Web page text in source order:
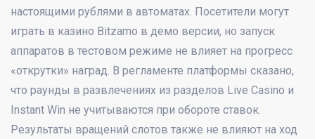
настоящими рублями в автоматах. Посетители могут
играть в казино Bitzamo в демо версии, но запуск
аппаратов в тестовом режиме не влияет на прогресс
«открутки» наград. В регламенте платформы сказано,
что раунды в развлечениях из разделов Live Casino и
Instant Win не учитываются при обороте ставок.
Результаты вращений слотов также не влияют на ход